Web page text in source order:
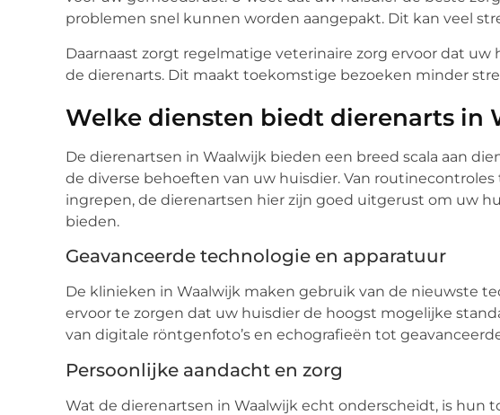
problemen snel kunnen worden aangepakt. Dit kan veel
Daarnaast zorgt regelmatige veterinaire zorg ervoor dat
de dierenarts. Dit maakt toekomstige bezoeken minder
Welke diensten biedt dierenarts in
De dierenartsen in Waalwijk bieden een breed scala aan
de diverse behoeften van uw huisdier. Van
ingrepen, de dierenartsen hier zijn goed uitgerust om uw
bieden.
Geavanceerde technologie en apparatuur
De klinieken in Waalwijk maken gebruik van de nieuwste
ervoor te zorgen dat uw huisdier de hoogst mogelijke
van digitale röntgenfoto’s en echografieën tot
Persoonlijke aandacht en zorg
Wat de dierenartsen in Waalwijk echt onderscheidt, is hun